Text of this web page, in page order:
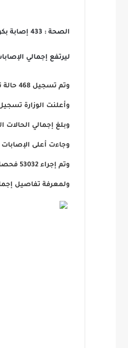
الصحة : 433 إصابة بكورونا.. المسبب لمرض ”كوفيد19“. منها 5 بالقطيف.
ليرتفع إجمالي الإصابات في
وتم تسجيل 468 حالة تعافٍ جديدة، لترتفع الحالات الإجمالية للتعافي إلى 327795 حالة، (96% من إجمالي الإصابات المسجلة).
وأعلنت الوزارة تسجيل 17 حالة وفاة جديدة، ليصل عدد الوفيات الكلي إلى 5144 حالة
وبلغ إجمالي الحالات النشطة 8556 حالات،
وجاءت أعلى الإصابات بين المدن في المدينة
وتم إجراء 53032 فحصا مخبريا جديدا، ليصل إجمالي الفحوص المخبرية الدقيقة التي تم إجراؤها بالمملكة إلى 7.27 مليون فحص مخبري .
ولمعرفة تفاصيل